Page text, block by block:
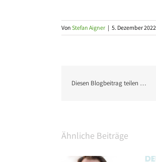
Von Stefan Aigner | 5. Dezember 2022
Diesen Blogbeitrag teilen …
Ähnliche Beiträge